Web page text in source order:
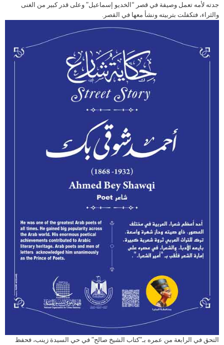
جدته لأمه تعمل وصيفة في قصر “الخديو إسماعيل” وعلى قدر كبير من الغنى
والثراء، فتكفلت بتربيته ونشأ معها في القصر.
التحق في الرابعة من عمره بـ”كتاب الشيخ صالح” في حي السيدة زينب، فحفظ